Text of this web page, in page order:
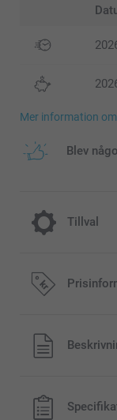
Mer information
Blev
Tillval
Lägg till en
beställning
189,00/styck
Kan användas
Alla priser är i
exklusive porto.